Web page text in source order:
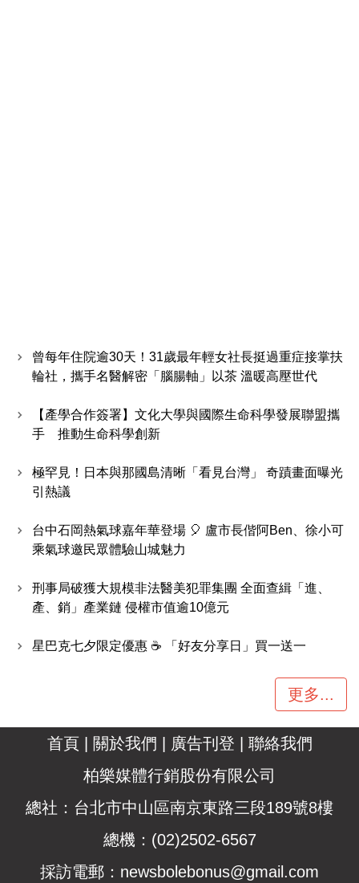
曾每年住院逾30天！31歲最年輕女社長挺過重症接掌扶
輪社，攜手名醫解密「腦腸軸」以茶 溫暖高壓世代
【產學合作簽署】文化大學與國際生命科學發展聯盟攜
手 推動生命科學創新
極罕見！日本與那國島清晰「看見台灣」 奇蹟畫面曝光
引熱議
台中石岡熱氣球嘉年華登場 🎈 盧市長偕阿Ben、徐小可
乘氣球邀民眾體驗山城魅力
刑事局破獲大規模非法醫美犯罪集團 全面查緝「進、
產、銷」產業鏈 侵權市值逾10億元
星巴克七夕限定優惠 ☕ 「好友分享日」買一送一
更多...
首頁 關於我們 廣告刊登
聯絡我們
柏樂媒體行銷股份有限公司
總社：台北市中山區南京東路三段189號8樓
總機：(02)2502-6567
採訪電郵： newsbolebonus@gmail.com